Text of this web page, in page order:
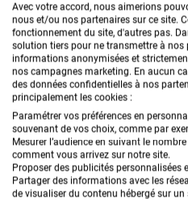
359,91 € 251,94 €
-70%
Rupture de stock
Avec votre accord, nous aimerions
nous et/ou nos partenaires sur ce site.
fonctionnement du site, d'autres pas.
solution tiers pour ne transmettre à nos
informations anonymisées et
nos campagnes marketing. En aucun
des données confidentielles à nos
principalement les cookies :
Paramétrer vos préférences en
souvenant de vos choix, comme par
Mesurer l’audience en suivant le
comment vous arrivez sur notre site.
Proposer des publicités personnalisées
Partager des informations avec les
de visualiser du contenu hébergé sur un